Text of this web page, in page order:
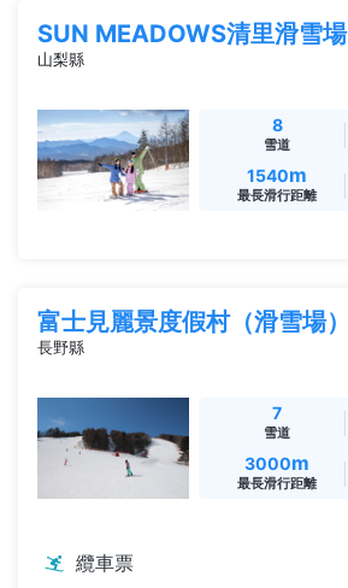
SUN MEADOWS清里滑雪場
山梨縣
8
雪道
1540m
最長滑行距離
富士見麗景度假村（滑雪場）
長野縣
7
雪道
3000m
最長滑行距離
纜車票